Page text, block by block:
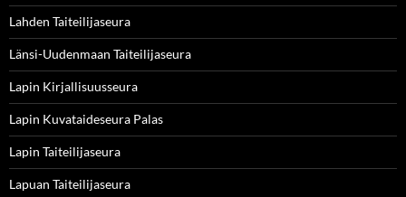
Lahden Taiteilijaseura
Länsi-Uudenmaan Taiteilijaseura
Lapin Kirjallisuusseura
Lapin Kuvataideseura Palas
Lapin Taiteilijaseura
Lapuan Taiteilijaseura